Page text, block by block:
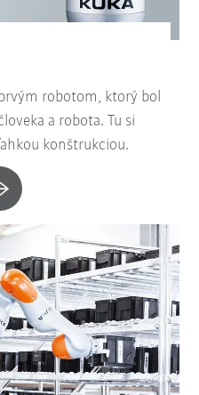
robotom, ktorý bol
a robota. Tu si
konštrukciou.